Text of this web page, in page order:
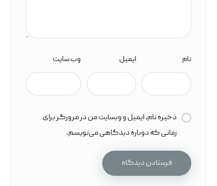
نام ایمیل وب‌ سایت
ذخیره نام، ایمیل و وبسایت من در مرورگر برای
زمانی که دوباره دیدگاهی می‌نویسم.